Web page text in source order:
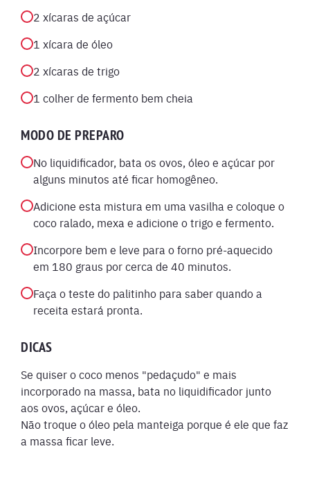
2 xícaras de açúcar
1 xícara de óleo
2 xícaras de trigo
1 colher de fermento bem cheia
MODO DE PREPARO
No liquidificador, bata os ovos, óleo e açúcar por
alguns minutos até ficar homogêneo.
Adicione esta mistura em uma vasilha e coloque o
coco ralado, mexa e adicione o trigo e fermento.
Incorpore bem e leve para o forno pré-aquecido
em 180 graus por cerca de 40 minutos.
Faça o teste do palitinho para saber quando a
receita estará pronta.
DICAS
Se quiser o coco menos "pedaçudo" e mais
incorporado na massa, bata no liquidificador junto
aos ovos, açúcar e óleo.
Não troque o óleo pela manteiga porque é ele que faz
a massa ficar leve.